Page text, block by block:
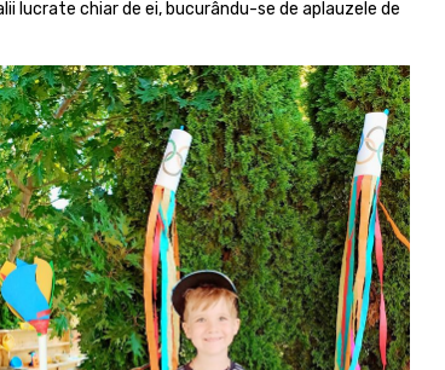
lucrate chiar de ei, bucurându-se de aplauzele de